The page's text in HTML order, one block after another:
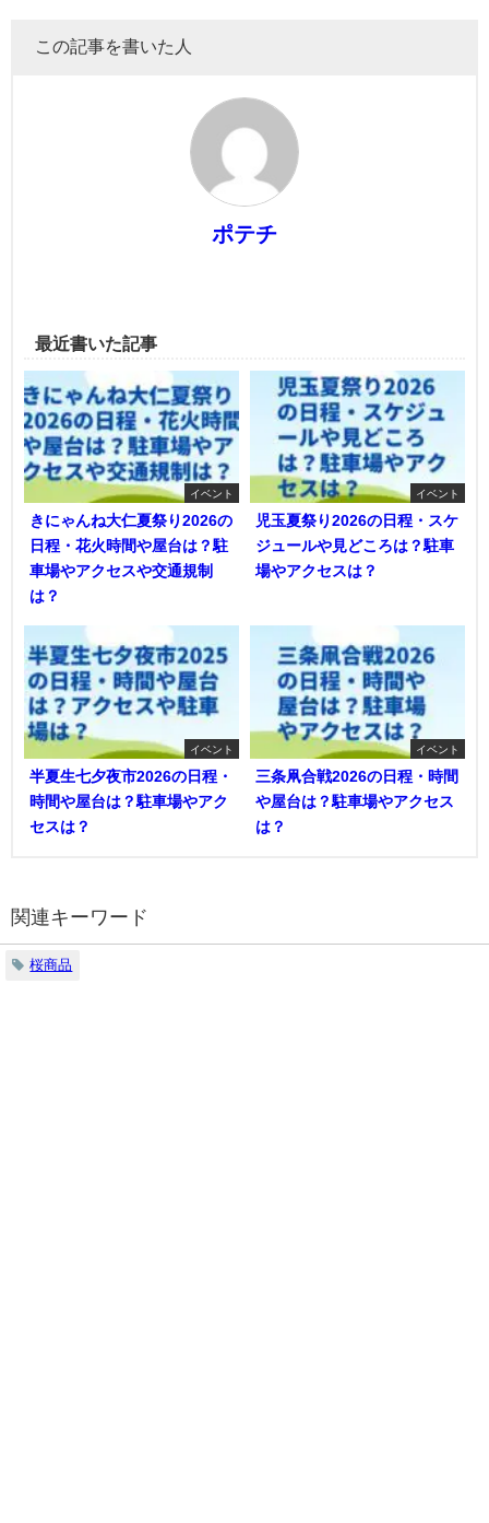
この記事を書いた人
ポテチ
最近書いた記事
イベント
きにゃんね大仁夏祭り2026の
日程・花火時間や屋台は？駐
車場やアクセスや交通規制
は？
イベント
児玉夏祭り2026の日程・スケ
ジュールや見どころは？駐車
場やアクセスは？
イベント
半夏生七夕夜市2026の日程・
時間や屋台は？駐車場やアク
セスは？
イベント
三条凧合戦2026の日程・時間
や屋台は？駐車場やアクセス
は？
関連キーワード
桜商品